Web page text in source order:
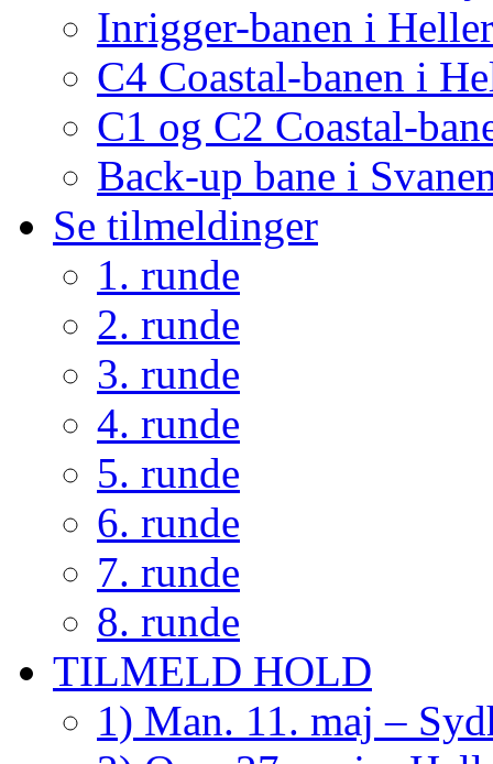
Inrigger-banen i
C4 Coastal-banen i
C1 og C2 Coastal-
Back-up bane i
Se tilmeldinger
1. runde
2. runde
3. runde
4. runde
5. runde
6. runde
7. runde
8. runde
TILMELD HOLD
1) Man. 11. maj –